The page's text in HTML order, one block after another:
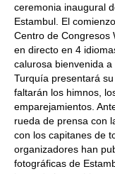
ceremonia inaugural
Estambul. El
Centro de Congresos
en directo en 4
calurosa bienvenida a
Turquía presentará
faltarán los himnos,
emparejamientos.
rueda de prensa con
con los capitanes de
organizadores han
fotográficas de